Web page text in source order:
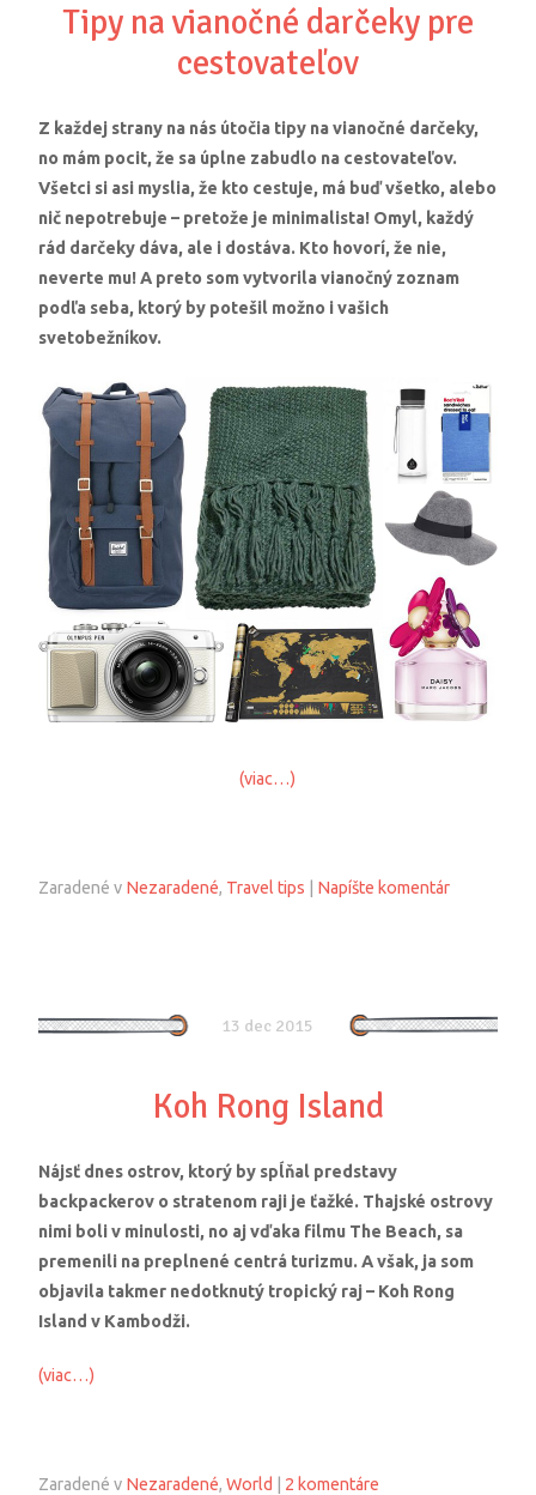
Tipy na vianočné darčeky pre
cestovateľov
Z každej strany na nás útočia tipy na vianočné darčeky,
no mám pocit, že sa úplne zabudlo na cestovateľov.
Všetci si asi myslia, že kto cestuje, má buď všetko, alebo
nič nepotrebuje – pretože je minimalista! Omyl, každý
rád darčeky dáva, ale i dostáva. Kto hovorí, že nie,
neverte mu! A preto som vytvorila vianočný zoznam
podľa seba, ktorý by potešil možno i vašich
svetobežníkov.
(viac…)
Zaradené v Nezaradené, Travel tips Napíšte komentár
13 dec 2015
Koh Rong Island
Nájsť dnes ostrov, ktorý by spĺňal predstavy
backpackerov o stratenom raji je ťažké. Thajské ostrovy
nimi boli v minulosti, no aj vďaka filmu The Beach, sa
premenili na preplnené centrá turizmu. A však, ja som
objavila takmer nedotknutý tropický raj – Koh Rong
Island v Kambodži.
(viac…)
Zaradené v Nezaradené,World 2 komentáre